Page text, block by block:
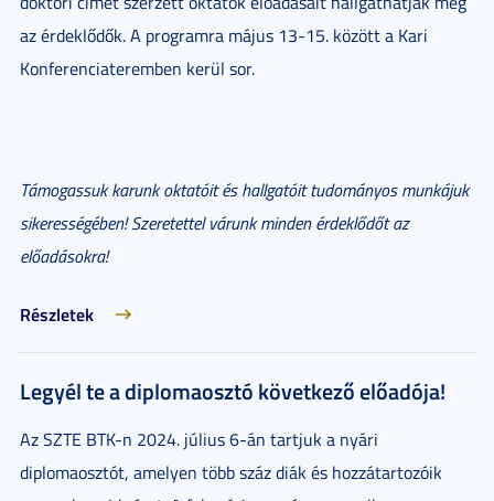
az érdeklődők. A programra május 13-15. között a Kari
Konferenciateremben kerül sor.
Támogassuk karunk oktatóit és hallgatóit tudományos munkájuk
sikerességében! Szeretettel várunk minden érdeklődőt az
előadásokra!
Részletek
Legyél te a diplomaosztó következő előadója!
Az SZTE BTK-n 2024. július 6-án tartjuk a nyári
diplomaosztót, amelyen több száz diák és hozzátartozóik